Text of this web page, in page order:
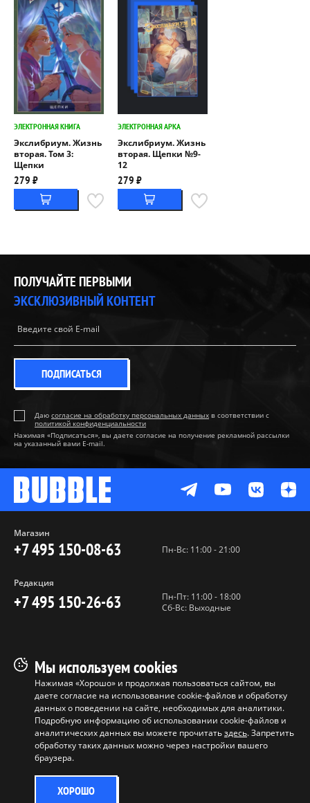
ЭЛЕКТРОННАЯ КНИГА
Экслибриум. Жизнь
вторая. Том 3:
Щепки
279 ₽
ЭЛЕКТРОННАЯ АРКА
Экслибриум. Жизнь
вторая. Щепки №9-
12
279 ₽
ПОЛУЧАЙТЕ ПЕРВЫМИ
ЭКСКЛЮЗИВНЫЙ КОНТЕНТ
ПОДПИСАТЬСЯ
Даю согласие на обработку персональных данных в соответствии с
политикой конфиденциальности
Нажимая «Подписаться», вы даете согласие на получение рекламной рассылки
на указанный вами E-mail.
Магазин
+7 495 150-08-63 Пн-Вс: 11:00 - 21:00
Редакция
+7 495 150-26-63
Пн-Пт: 11:00 - 18:00
Сб-Вс: Выходные
Пользовательское соглашение
Политика конфиденциальности
Программа лояльности
Условия продажи продукции
Копирование материалов без
разрешения запрещено ©
Мы используем cookies
Нажимая «Хорошо» и продолжая пользоваться сайтом, вы
даете согласие на использование cookie-файлов и обработку
данных о поведении на сайте, необходимых для аналитики.
Подробную информацию об использовании cookie-файлов и
аналитических данных вы можете прочитатьздесь. Запретить
обработку таких данных можно через настройки вашего
браузера.
ХОРОШО